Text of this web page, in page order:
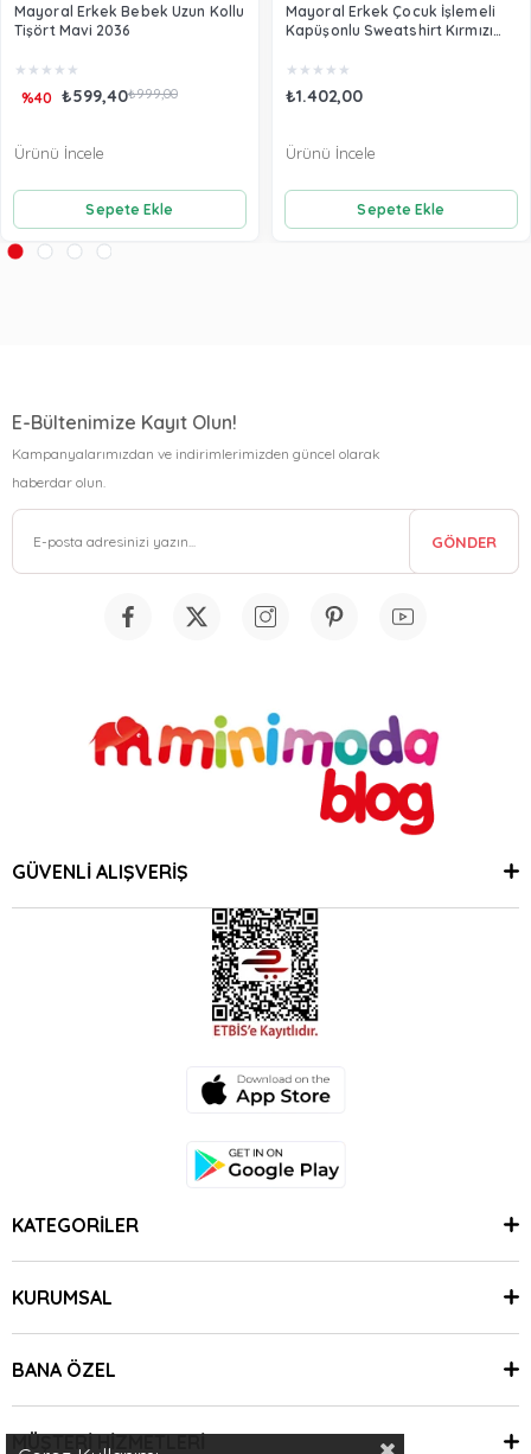
Mayoral Erkek Bebek Uzun Kollu
Tişört Mavi 2036
★ ★ ★ ★ ★
₺599,40₺999,00
%40
Sepete Ekle
Ürünü İncele
Mayoral Erkek Çocuk İşlemeli
Kapüşonlu Sweatshirt Kırmızı
★ ★ ★ ★ ★
₺1.402,00
Sepete Ekle
Ürünü İncele
E-Bültenimize Kayıt Olun!
Kampanyalarımızdan ve indirimlerimizden güncel olarak
haberdar olun.
GÖNDER
GÜVENLİ ALIŞVERİŞ
KATEGORİLER
KURUMSAL
BANA ÖZEL
MÜŞTERİ HİZMETLERİ